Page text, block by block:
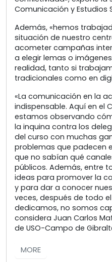
Comunicación y Estudios
Además, «hemos
situación de nuestro
acometer campañas
a elegir lemas o
realidad, tanto si
tradicionales como en
«La comunicación en la
indispensable. Aquí en el
estamos observando
la inquina contra los
del curso con muchas
problemas que padecen
que no sabían qué
públicos. Además, entre
ideas para promover la
y para dar a conocer
veces, después de todo
dedicamos, no somos
considera Juan Carlos
de USO-Campo de
MORE